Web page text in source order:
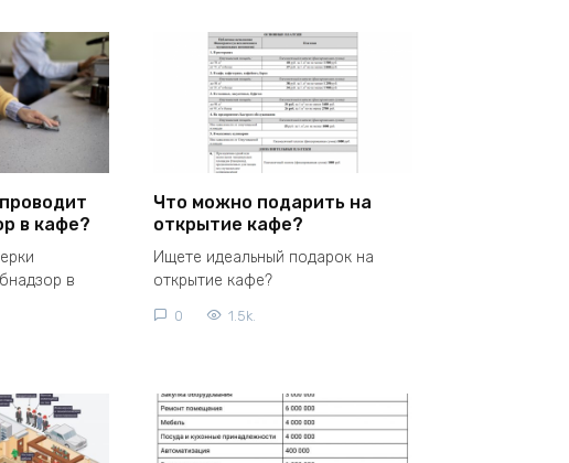
в кафе?
в
Что можно подарить на
открытие кафе?
Ищете идеальный подарок на
открытие кафе?
0 1.5k.